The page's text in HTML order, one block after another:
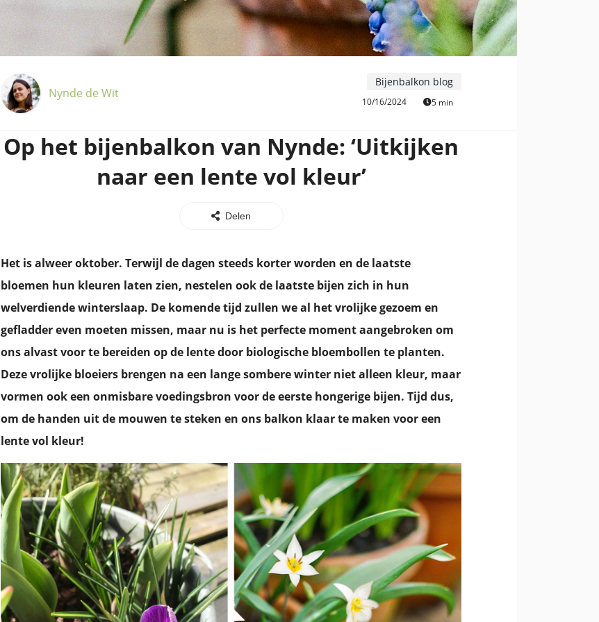
Nynde de Wit
Bijenbalkon blog
10/16/2024 5 min
Op het bijenbalkon van Nynde: ‘Uitkijken
naar een lente vol kleur’
Delen
Het is alweer oktober. Terwijl de dagen steeds korter worden en de laatste
bloemen hun kleuren laten zien, nestelen ook de laatste bijen zich in hun
welverdiende winterslaap. De komende tijd zullen we al het vrolijke gezoem en
gefladder even moeten missen, maar nu is het perfecte moment aangebroken om
ons alvast voor te bereiden op de lente door biologische bloembollen te planten.
Deze vrolijke bloeiers brengen na een lange sombere winter niet alleen kleur, maar
vormen ook een onmisbare voedingsbron voor de eerste hongerige bijen. Tijd dus,
om de handen uit de mouwen te steken en ons balkon klaar te maken voor een
lente vol kleur!